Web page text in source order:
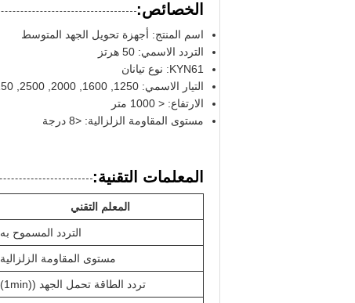
الخصائص:
اسم المنتج: أجهزة تحويل الجهد المتوسط
التردد الاسمي: 50 هرتز
KYN61: نوع تيانان
التيار الاسمي: 1250, 1600, 2000, 2500, 3150 A
الارتفاع: < 1000 متر
مستوى المقاومة الزلزالية: <8 درجة
المعلمات التقنية:
المعلم التقني
التردد المسموح به
مستوى المقاومة الزلزالية
تردد الطاقة تحمل الجهد ((1min)